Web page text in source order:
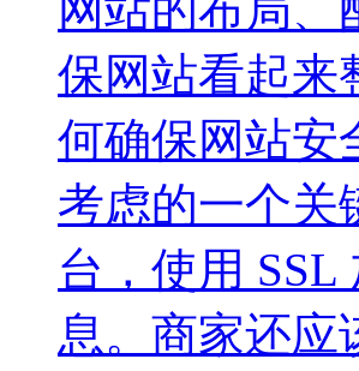
保网站看起来
何确保网站安
考虑的一个关
台，使用
息。商家还应